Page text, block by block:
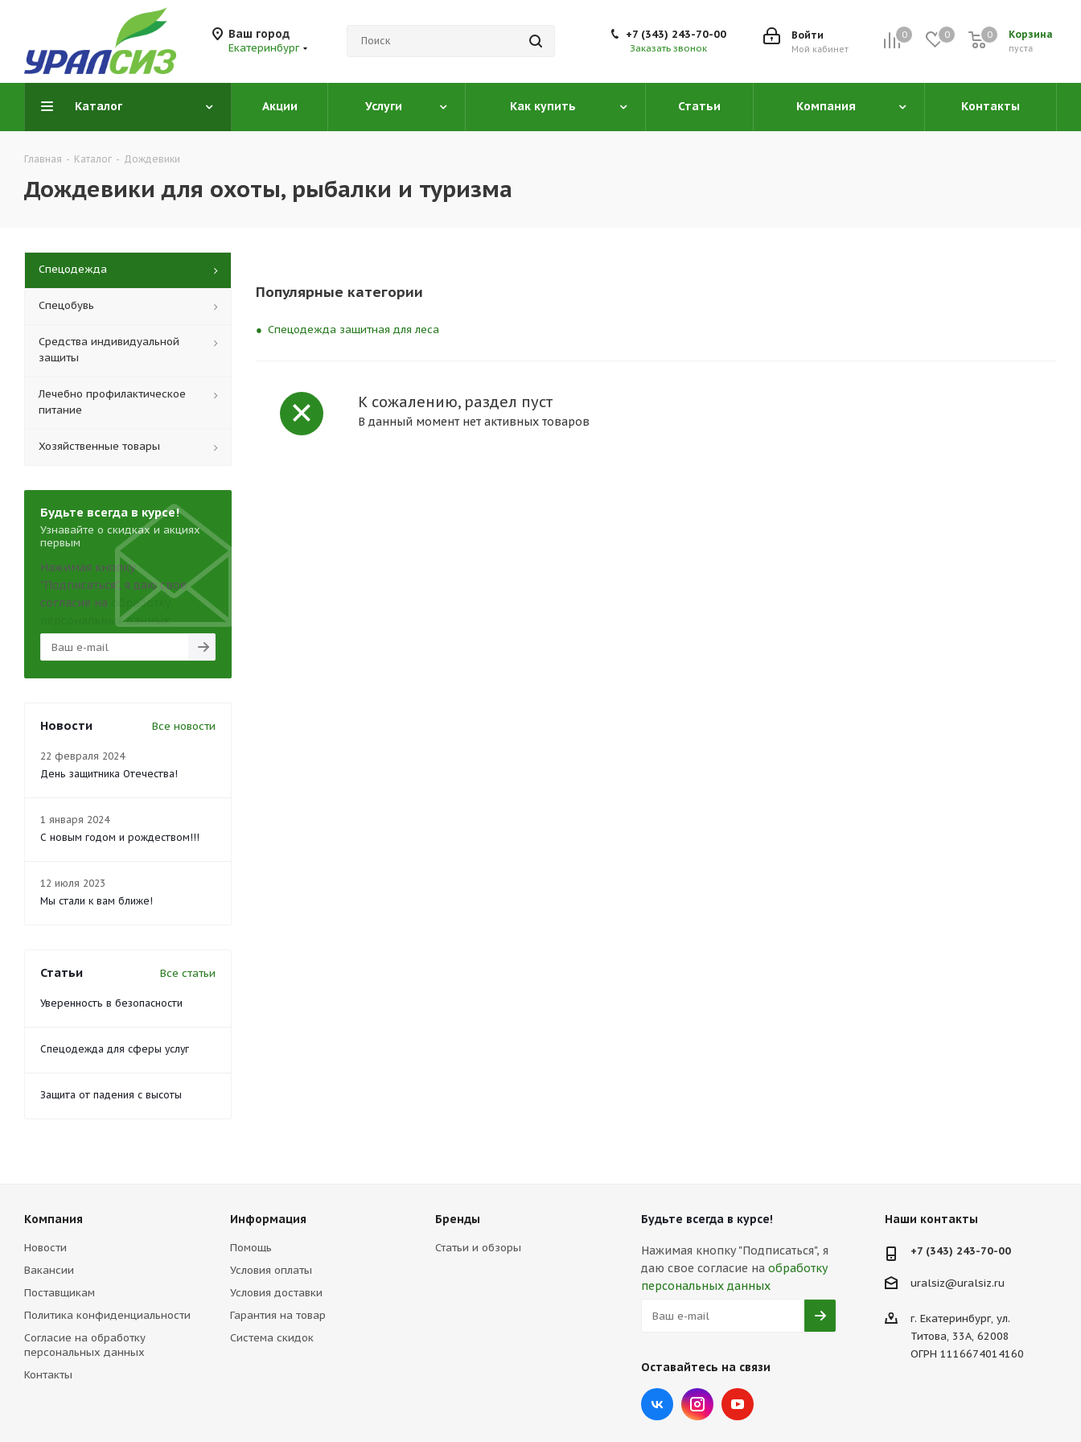
Ваш город
Екатеринбург
0 0 Корзина
0
пуста
0
Войти
Мой кабинет
+7 (343) 243-70-00
Заказать звонок
Каталог Акции Услуги Как купить Статьи Компания Контакты
Главная - Каталог - Дождевики
Дождевики для охоты, рыбалки и туризма
Популярные категории
Спецодежда защитная для леса
К сожалению, раздел пуст
В данный момент нет активных товаров
Спецодежда
Спецобувь
Средства индивидуальной
защиты
Лечебно профилактическое
питание
Хозяйственные товары
Будьте всегда в курсе!
Узнавайте о скидках и акциях
первым
Нажимая кнопку
"Подписаться", я даю свое
согласие на
обработку
персональных данных
Новости Все новости
22 февраля 2024
День защитника Отечества!
1 января 2024
С новым годом и рождеством!!!
12 июля 2023
Мы стали к вам ближе!
Статьи Все статьи
Уверенность в безопасности
Спецодежда для сферы услуг
Защита от падения с высоты
Компания
Новости
Вакансии
Поставщикам
Политика конфиденциальности
Согласие на обработку
персональных данных
Контакты
Информация
Помощь
Условия оплаты
Условия доставки
Гарантия на товар
Система скидок
Бренды
Статьи и обзоры
Будьте всегда в курсе!
Нажимая кнопку "Подписаться", я
даю свое согласие на обработку
персональных данных
Оставайтесь на связи
Наши контакты
+7 (343) 243-70-00
uralsiz@uralsiz.ru
г. Екатеринбург, ул.
Титова, 33А, 62008
ОГРН 1116674014160